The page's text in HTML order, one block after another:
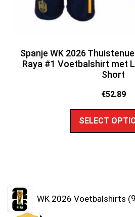
Spanje WK 2026
Raya #1 Voetbalshirt met
Short
€52.89
SELECT
WK 2026 Voetbalshirts